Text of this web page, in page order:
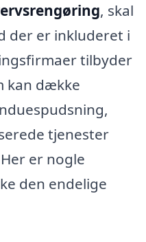
, skal
der er inkluderet i
tilbyder
kan dække
tjenester
er nogle
den endelige